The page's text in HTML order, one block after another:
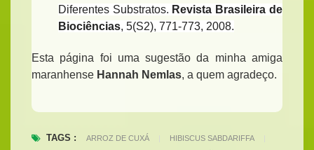
Diferentes Substratos. Revista Brasileira de
Biociências, 5(S2), 771-773, 2008.
Esta página foi uma sugestão da minha amiga
maranhense Hannah Nemlas, a quem agradeço.
TAGS : ARROZ DE CUXÁ HIBISCUS SABDARIFFA